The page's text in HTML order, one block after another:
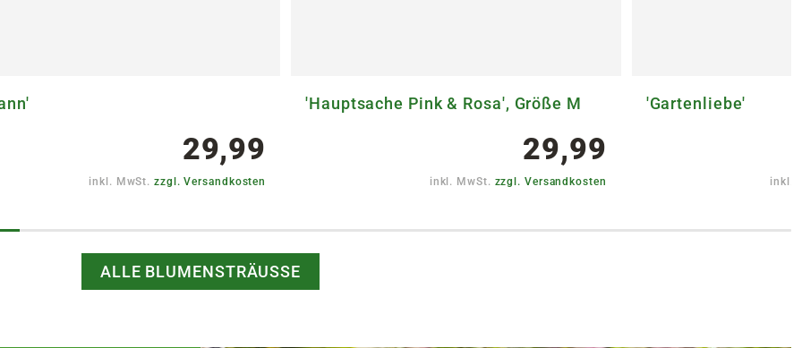
Warenkorb
29,99
inkl. MwSt.zzgl. Versandkosten
'Hauptsache Pink & Rosa', Größe M
29,99
inkl. MwSt. zzgl. Versandkosten
'Gartenliebe'
inkl.
ALLE BLUMENSTRÄUSSE